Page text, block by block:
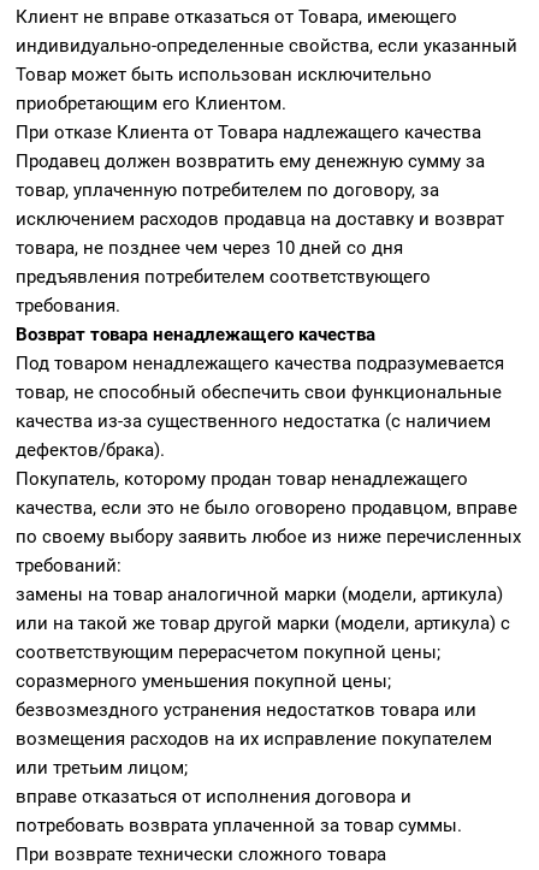
Клиент не вправе отказаться от Товара, имеющего
индивидуально-определенные свойства, если указанный
Товар может быть использован исключительно
приобретающим его Клиентом.
При отказе Клиента от Товара надлежащего качества
Продавец должен возвратить ему денежную сумму за
товар, уплаченную потребителем по договору, за
исключением расходов продавца на доставку и возврат
товара, не позднее чем через 10 дней со дня
предъявления потребителем соответствующего
требования.
Возврат товара ненадлежащего качества
Под товаром ненадлежащего качества подразумевается
товар, не способный обеспечить свои функциональные
качества из-за существенного недостатка (с наличием
дефектов/брака).
Покупатель, которому продан товар ненадлежащего
качества, если это не было оговорено продавцом, вправе
по своему выбору заявить любое из ниже перечисленных
требований:
замены на товар аналогичной марки (модели, артикула)
или на такой же товар другой марки (модели, артикула) с
соответствующим перерасчетом покупной цены;
соразмерного уменьшения покупной цены;
безвозмездного устранения недостатков товара или
возмещения расходов на их исправление покупателем
или третьим лицом;
вправе отказаться от исполнения договора и
потребовать возврата уплаченной за товар суммы.
При возврате технически сложного товара